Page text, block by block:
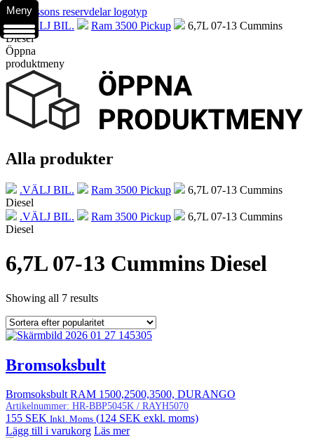
.VÄLJ BIL. Ram 3500 Pickup
6,7L 07-13 Cummins
Diesel
Öppna
produktmeny
Alla produkter
.VÄLJ BIL. Ram 3500 Pickup
6,7L 07-13 Cummins
Diesel
.VÄLJ BIL.
Ram 3500 Pickup
6,7L 07-13 Cummins
Diesel
6,7L 07-13 Cummins Diesel
Showing all 7 results
Bromsoksbult
Bromsoksbult RAM 1500,2500,3500, DURANGO
Artikelnummer: HR-BBP5045K / RAYH5070
155 SEK Inkl. Moms (124 SEK exkl. moms)
Lägg till i varukorg Läs mer
Meny